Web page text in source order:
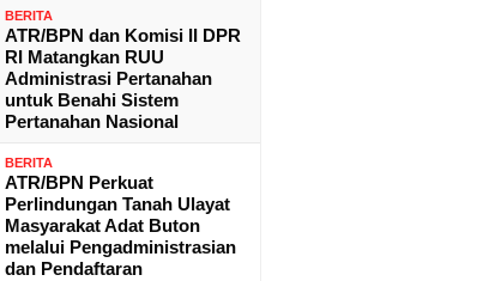
BERITA
ATR/BPN dan Komisi II DPR
RI Matangkan RUU
Administrasi Pertanahan
untuk Benahi Sistem
Pertanahan Nasional
BERITA
ATR/BPN Perkuat
Perlindungan Tanah Ulayat
Masyarakat Adat Buton
melalui Pengadministrasian
dan Pendaftaran